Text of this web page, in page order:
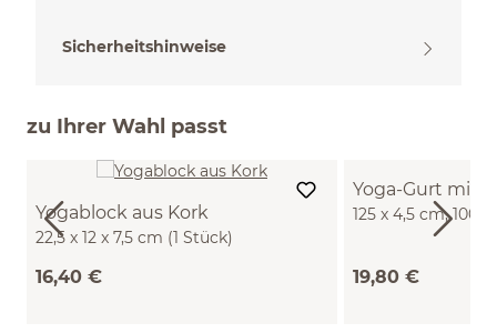
Sicherheitshinweise
zu Ihrer Wahl passt
Yogablock aus Kork
22,5 x 12 x 7,5 cm (1 Stück)
16,40 €
Yoga-Gurt mit
125 x 4,5 cm, 100
19,80 €